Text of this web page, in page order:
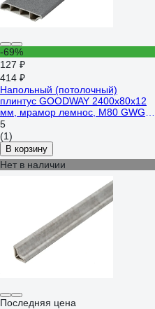
-69%
127 ₽
414 ₽
Напольный (потолочный)
плинтус GOODWAY 2400x80x12
мм, мрамор лемнос, M80 GWG-
07
5
(1)
В корзину
Нет в наличии
Последняя цена